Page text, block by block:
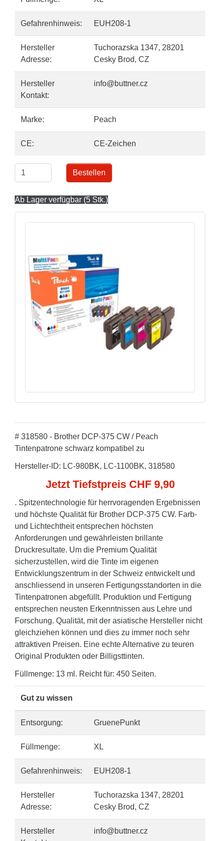
Gefahrenhinweis: EUH208-1
Hersteller
Adresse:
Tuchorazska 1347, 28201
Cesky Brod, CZ
Hersteller
Kontakt:
info@buttner.cz
Marke: Peach
CE: CE-Zeichen
Bestellen
Ab Lager verfügbar (5 Stk.)
# 318580 - Brother DCP-375 CW / Peach
Tintenpatrone schwarz kompatibel zu
Hersteller-ID: LC-980BK, LC-1100BK, 318580
Jetzt Tiefstpreis CHF 9,90
. Spitzentechnologie für herrvoragenden Ergebnissen
und höchste Qualität für Brother DCP-375 CW. Farb-
und Lichtechtheit entsprechen höchsten
Anforderungen und gewährleisten brillante
Druckresultate. Um die Premium Qualität
sicherzustellen, wird die Tinte im eigenen
Entwicklungszentrum in der Schweiz entwickelt und
anschliessend in unseren Fertigungsstandorten in die
Tintenpatronen abgefüllt. Produktion und Fertigung
entsprechen neusten Erkenntnissen aus Lehre und
Forschung. Qualität, mit der asiatische Hersteller nicht
gleichziehen können und dies zu immer noch sehr
attraktiven Preisen. Eine echte Alternative zu teuren
Original Produkten oder Billigsttinten.
Füllmenge: 13 ml. Reicht für: 450 Seiten.
Gut zu wissen
Entsorgung: GruenePunkt
Füllmenge: XL
Gefahrenhinweis: EUH208-1
Hersteller
Adresse:
Tuchorazska 1347, 28201
Cesky Brod, CZ
Hersteller
info@buttner.cz